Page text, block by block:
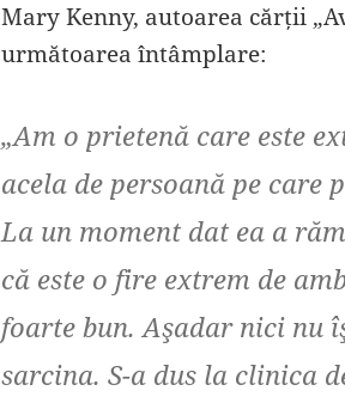
Mary Kenny, autoarea cărții
următoarea întâmplare:
„Am o prietenă care este
acela de persoană pe care
La un moment dat ea a
că este o fire extrem de
foarte bun. Aşadar nici nu
sarcina. S-a dus la clinica